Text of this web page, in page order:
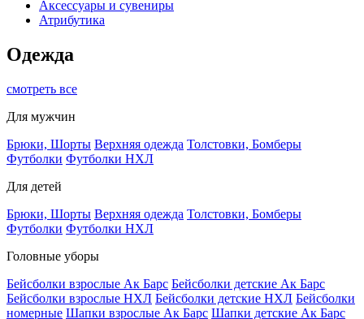
Аксессуары и сувениры
Атрибутика
Одежда
смотреть все
Для мужчин
Брюки, Шорты Верхняя одежда Толстовки, Бомберы
Футболки Футболки НХЛ
Для детей
Брюки, Шорты Верхняя одежда Толстовки, Бомберы
Футболки Футболки НХЛ
Головные уборы
Бейсболки взрослые Ак Барс Бейсболки детские Ак Барс
Бейсболки взрослые НХЛ Бейсболки детские НХЛ Бейсболки
номерные Шапки взрослые Ак Барс Шапки детские Ак Барс